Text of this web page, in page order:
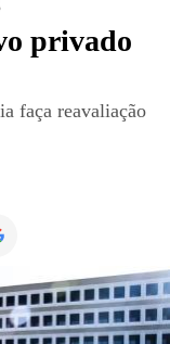
privado
faça reavaliação